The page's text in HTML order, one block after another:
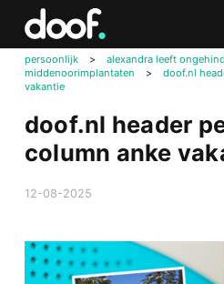
persoonlijk >
alexandra leeft
middenoorimplantaten
>
doof.nl
vakantie
doof.nl header
column anke
12-08-2025
Doof.nl